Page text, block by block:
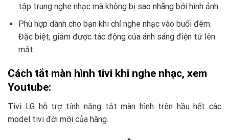
tập trung nghe nhạc mà không bị sao nhãng bởi hình ảnh.
Phù hợp dành cho bạn khi chỉ nghe nhạc vào buổi đêm.
Đặc biệt, giảm được tác động của ánh sáng điện tử lên
mắt.
Cách tắt màn hình tivi khi nghe nhạc, xem
Youtube:
Tivi LG hỗ trợ tính năng tắt màn hình trên hầu hết các
model tivi đời mới của hãng.